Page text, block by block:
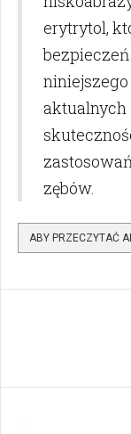
erytrytol,
aktualnych
zębów.
ABY PRZECZYTAĆ